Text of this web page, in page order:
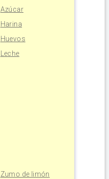
Azúcar
Harina
Huevos
Leche
Zumo de limón